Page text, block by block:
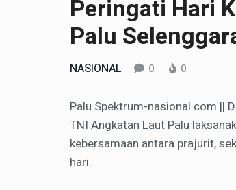
Peringati Hari
Palu
NASIONAL 0 0
Palu.Spektrum-nasional.com ||
TNI Angkatan Laut Palu
kebersamaan antara prajurit,
hari.